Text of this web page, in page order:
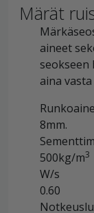
Märät
aineet
seokseen
aina
500kg/m
W/s